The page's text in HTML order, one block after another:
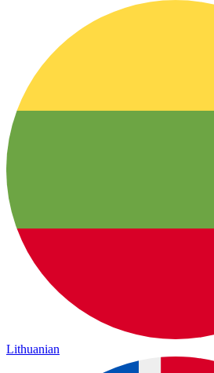
Lithuanian